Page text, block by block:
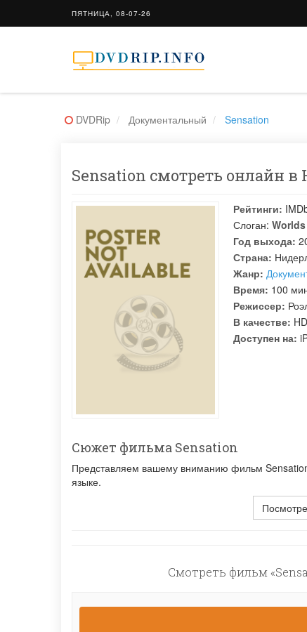
ПЯТНИЦА, 08-07-26
DVDRip Документальный Sensation
Sensation смотреть онлайн в
Рейтинги:
Слоган:
Год выхода:
Страна:
Жанр:
Время: 100
Режиссер:
В качестве:
Доступен на:
Сюжет фильма Sensation
Представляем вашему вниманию фильм
языке.
Смотреть фильм